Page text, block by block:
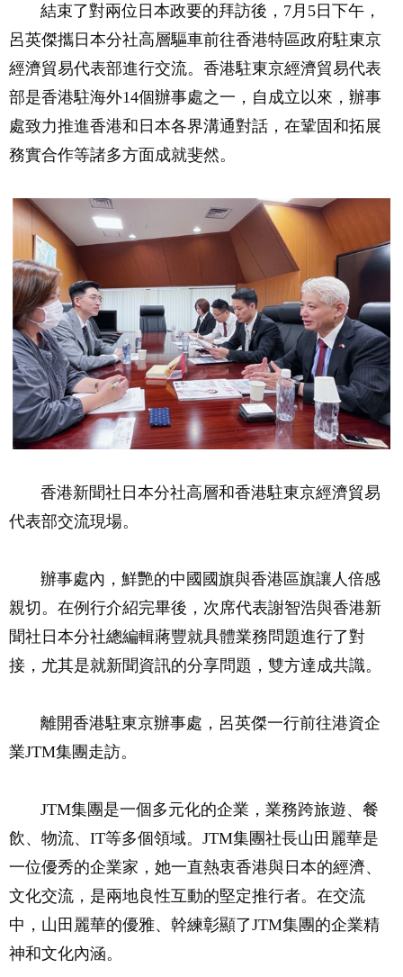
結束了對兩位日本政要的拜訪後，7月5日下午，
呂英傑攜日本分社高層驅車前往香港特區政府駐東京
經濟貿易代表部進行交流。香港駐東京經濟貿易代表
部是香港駐海外14個辦事處之一，自成立以來，辦事
處致力推進香港和日本各界溝通對話，在鞏固和拓展
務實合作等諸多方面成就斐然。
香港新聞社日本分社高層和香港駐東京經濟貿易
代表部交流現場。
辦事處內，鮮艷的中國國旗與香港區旗讓人倍感
親切。在例行介紹完畢後，次席代表謝智浩與香港新
聞社日本分社總編輯蔣豐就具體業務問題進行了對
接，尤其是就新聞資訊的分享問題，雙方達成共識。
離開香港駐東京辦事處，呂英傑一行前往港資企
業JTM集團走訪。
JTM集團是一個多元化的企業，業務跨旅遊、餐
飲、物流、IT等多個領域。JTM集團社長山田麗華是
一位優秀的企業家，她一直熱衷香港與日本的經濟、
文化交流，是兩地良性互動的堅定推行者。在交流
中，山田麗華的優雅、幹練彰顯了JTM集團的企業精
神和文化內涵。